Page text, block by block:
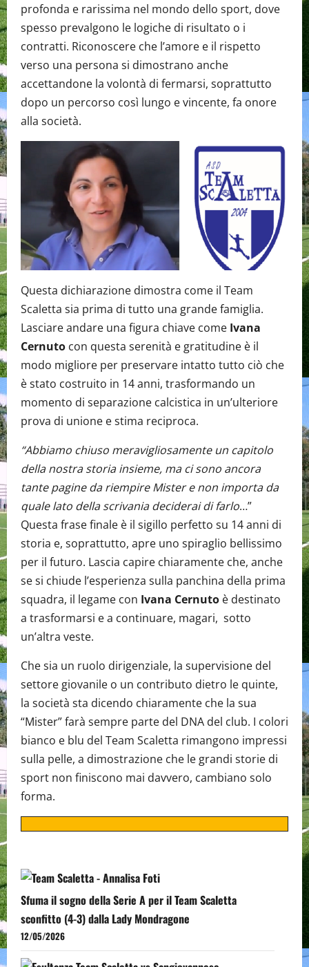
profonda e rarissima nel mondo dello sport, dove
spesso prevalgono le logiche di risultato o i
contratti. Riconoscere che l’amore e il rispetto
verso una persona si dimostrano anche
accettandone la volontà di fermarsi, soprattutto
dopo un percorso così lungo e vincente, fa onore
alla società.
Questa dichiarazione dimostra come il Team
Scaletta sia prima di tutto una grande famiglia.
Lasciare andare una figura chiave come Ivana
Cernuto con questa serenità e gratitudine è il
modo migliore per preservare intatto tutto ciò che
è stato costruito in 14 anni, trasformando un
momento di separazione calcistica in un’ulteriore
prova di unione e stima reciproca.
“Abbiamo chiuso meravigliosamente un capitolo
della nostra storia insieme, ma ci sono ancora
tante pagine da riempire Mister e non importa da
quale lato della scrivania deciderai di farlo…”
Questa frase finale è il sigillo perfetto su 14 anni di
storia e, soprattutto, apre uno spiraglio bellissimo
per il futuro. Lascia capire chiaramente che, anche
se si chiude l’esperienza sulla panchina della prima
squadra, il legame con Ivana Cernuto è destinato
a trasformarsi e a continuare, magari, sotto
un’altra veste.
Che sia un ruolo dirigenziale, la supervisione del
settore giovanile o un contributo dietro le quinte,
la società sta dicendo chiaramente che la sua
“Mister” farà sempre parte del DNA del club. I colori
bianco e blu del Team Scaletta rimangono impressi
sulla pelle, a dimostrazione che le grandi storie di
sport non finiscono mai davvero, cambiano solo
forma.
Sfuma il sogno della Serie A per il Team Scaletta
sconfitto (4-3) dalla Lady Mondragone
12/05/2026